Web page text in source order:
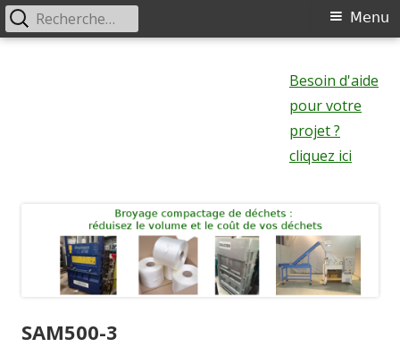
Besoin d'aide
pour votre
projet ?
cliquez ici
Menu
Menu
Rechercher :
SAM500-3